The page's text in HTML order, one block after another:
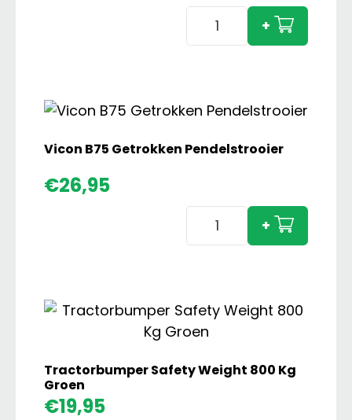
Fendt
80
Cargo
aantal
+
Vicon B75 Getrokken Pendelstrooier
€26,95
Vicon
aantal
+
Tractorbumper Safety Weight 800 Kg
Groen
€19,95